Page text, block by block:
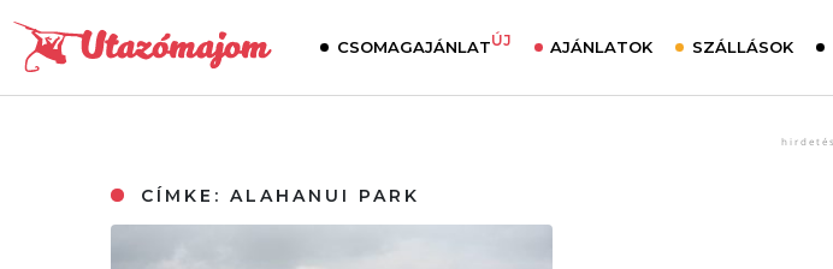
CSOMAGAJÁNLATÚJ AJÁNLATOK SZÁLLÁSOK
CÍMKE:ALAHANUI PARK